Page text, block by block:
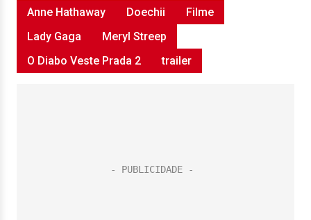
Anne Hathaway Doechii
Filme
Lady Gaga
Meryl Streep
O Diabo Veste Prada 2
trailer